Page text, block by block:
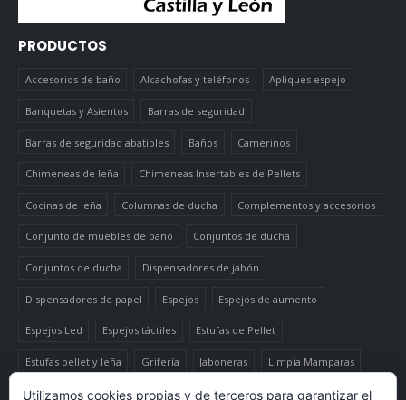
PRODUCTOS
Accesorios de baño Alcachofas y teléfonos Apliques espejo
Banquetas y Asientos Barras de seguridad
Barras de seguridad abatibles Baños Camerinos
Chimeneas de leña Chimeneas Insertables de Pellets
Cocinas de leña Columnas de ducha Complementos y accesorios
Conjunto de muebles de baño Conjuntos de ducha
Conjuntos de ducha Dispensadores de jabón
Dispensadores de papel Espejos Espejos de aumento
Espejos Led Espejos táctiles Estufas de Pellet
Estufas pellet y leña Grifería Jaboneras Limpia Mamparas
Luminaria Mueble auxiliar alto Muebles de baño Papeleras
Utilizamos cookies propias y de terceros para garantizar el